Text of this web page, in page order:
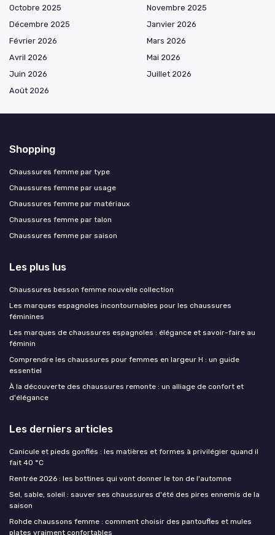
Octobre 2025
Novembre 2025
Décembre 2025
Janvier 2026
Février 2026
Mars 2026
Avril 2026
Mai 2026
Juin 2026
Juillet 2026
Août 2026
Shopping
Chaussures femme par type
Chaussures femme par usage
Chaussures femme par matériaux
Chaussures femme par talon
Chaussures femme par saison
Les plus lus
Chaussures besson femme nouvelle collection
Les marques espagnoles incontournables pour les chaussures
féminines
Les marques de chaussures espagnoles : élégance et savoir-faire au
féminin
Comprendre les chaussures pour femmes en largeur H : un guide
essentiel
À la découverte des chaussures remonte : un alliage de confort et
d'élégance
Les derniers articles
Canicule et pieds gonflés : les matières et formes à privilégier quand il
fait 40 °C
Rentrée 2026 : les bottines qui vont donner le ton de l'automne
Sel, sable, soleil : sauver ses chaussures d'été des pires ennemis de la
saison
Rohde chaussons femme : comment choisir des pantoufles et mules
plates vraiment confortables